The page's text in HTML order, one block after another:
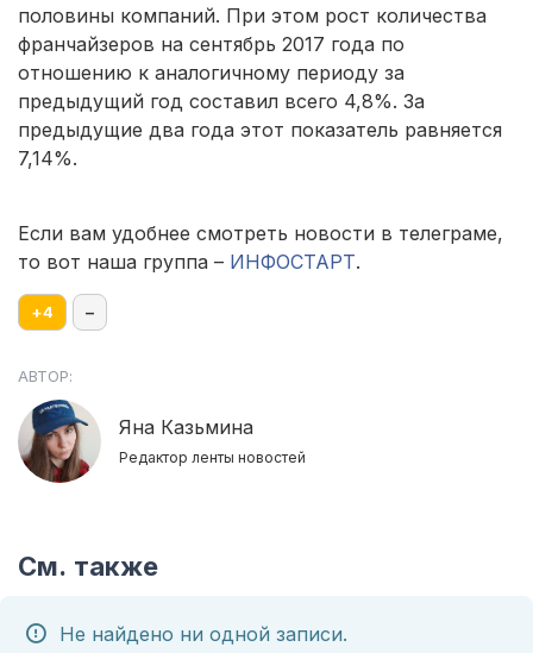
половины компаний. При этом рост количества
франчайзеров на сентябрь 2017 года по
отношению к аналогичному периоду за
предыдущий год составил всего 4,8%. За
предыдущие два года этот показатель равняется
7,14%.
Если вам удобнее смотреть новости в телеграме,
то вот наша группа – ИНФОСТАРТ.
+4 –
АВТОР:
Яна Казьмина
Редактор ленты новостей
См. также
Не найдено ни одной записи.